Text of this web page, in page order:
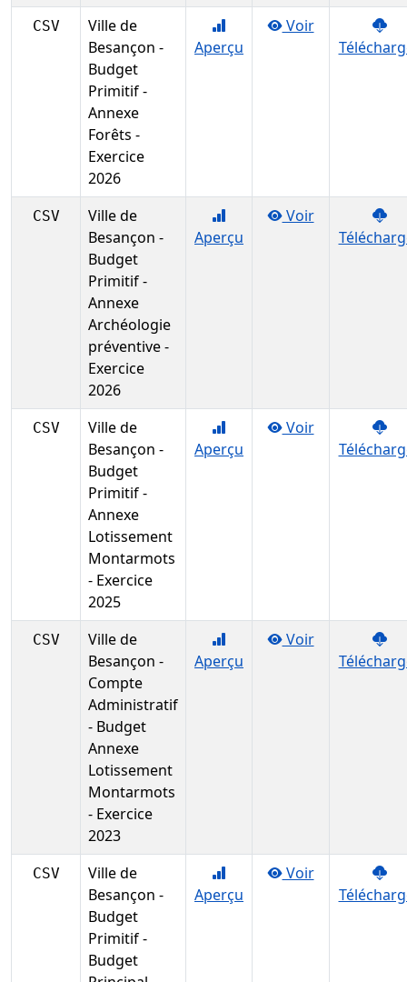
CSV
Ville de
Besançon -
Budget
Primitif -
Annexe
Forêts -
Exercice
2026
Aperçu
Voir
CSV
Ville de
Besançon -
Budget
Primitif -
Annexe
Archéologie
préventive -
Exercice
2026
Aperçu
Voir
CSV
Ville de
Besançon -
Budget
Primitif -
Annexe
Lotissement
Montarmots
- Exercice
2025
Aperçu
Voir
CSV
Ville de
Besançon -
Compte
Administratif
- Budget
Annexe
Lotissement
Montarmots
- Exercice
2023
Aperçu
Voir
CSV
Ville de
Besançon -
Budget
Primitif -
Budget
Aperçu
Voir